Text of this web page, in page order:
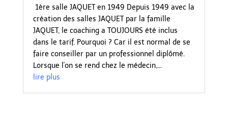
1ère salle JAQUET en 1949 Depuis 1949 avec la
création des salles JAQUET par la famille
JAQUET, le coaching a TOUJOURS été inclus
dans le tarif. Pourquoi ? Car il est normal de se
faire conseiller par un professionnel diplômé.
Lorsque l'on se rend chez le médecin,...
lire plus